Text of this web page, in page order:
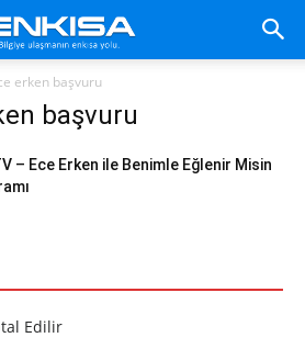
erken başvuru
başvuru
– Ece Erken ile Benimle Eğlenir Misin
Edilir